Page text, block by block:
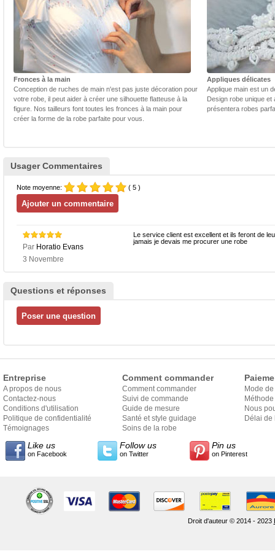
Fronces à la main
Conception de ruches de main n'est pas juste décoration pour
votre robe, il peut aider à créer une silhouette flatteuse à la
figure. Nos tailleurs font toutes les fronces à la main pour
créer la forme de la robe parfaite pour vous.
Appliques délicates
Applique main est un
Design robe unique et
présentera robes
Usager Commentaires
Note moyenne: ( 5 )
Par Horatio Evans
3 Novembre
Le service client est excellent et ils feront de
jamais je devais me procurer une robe
Questions et réponses
Entreprise
A propos de nous
Contactez-nous
Conditions d'utilisation
Politique de confidentialité
Témoignages
Comment commander
Comment commander
Suivi de commande
Guide de mesure
Santé et style guidage
Soins de la robe
Mode
Nous
Délai de
Like us
on Facebook
Follow us
on Twitter
Pin us
on Pinterest
Droit d'auteur © 2014 - 2023